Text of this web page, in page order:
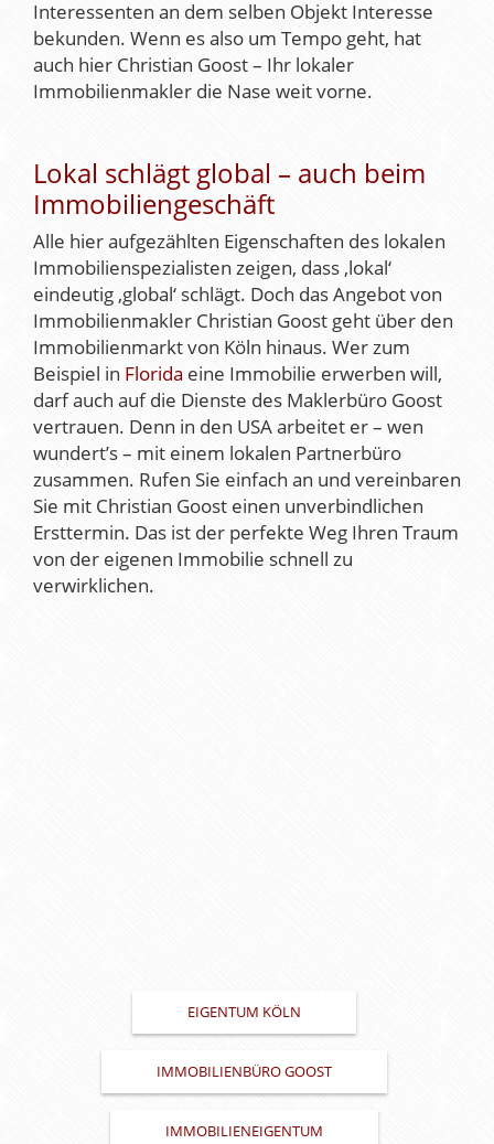
Interessenten an dem selben Objekt Interesse
bekunden. Wenn es also um Tempo geht, hat
auch hier Christian Goost – Ihr lokaler
Immobilienmakler die Nase weit vorne.
Lokal schlägt global – auch beim
Immobiliengeschäft
Alle hier aufgezählten Eigenschaften des lokalen
Immobilienspezialisten zeigen, dass ‚lokal‘
eindeutig ‚global‘ schlägt. Doch das Angebot von
Immobilienmakler Christian Goost geht über den
Immobilienmarkt von Köln hinaus. Wer zum
Beispiel in Florida eine Immobilie erwerben will,
darf auch auf die Dienste des Maklerbüro Goost
vertrauen. Denn in den USA arbeitet er – wen
wundert’s – mit einem lokalen Partnerbüro
zusammen. Rufen Sie einfach an und vereinbaren
Sie mit Christian Goost einen unverbindlichen
Ersttermin. Das ist der perfekte Weg Ihren Traum
von der eigenen Immobilie schnell zu
verwirklichen.
EIGENTUM KÖLN
IMMOBILIENBÜRO GOOST
IMMOBILIENEIGENTUM